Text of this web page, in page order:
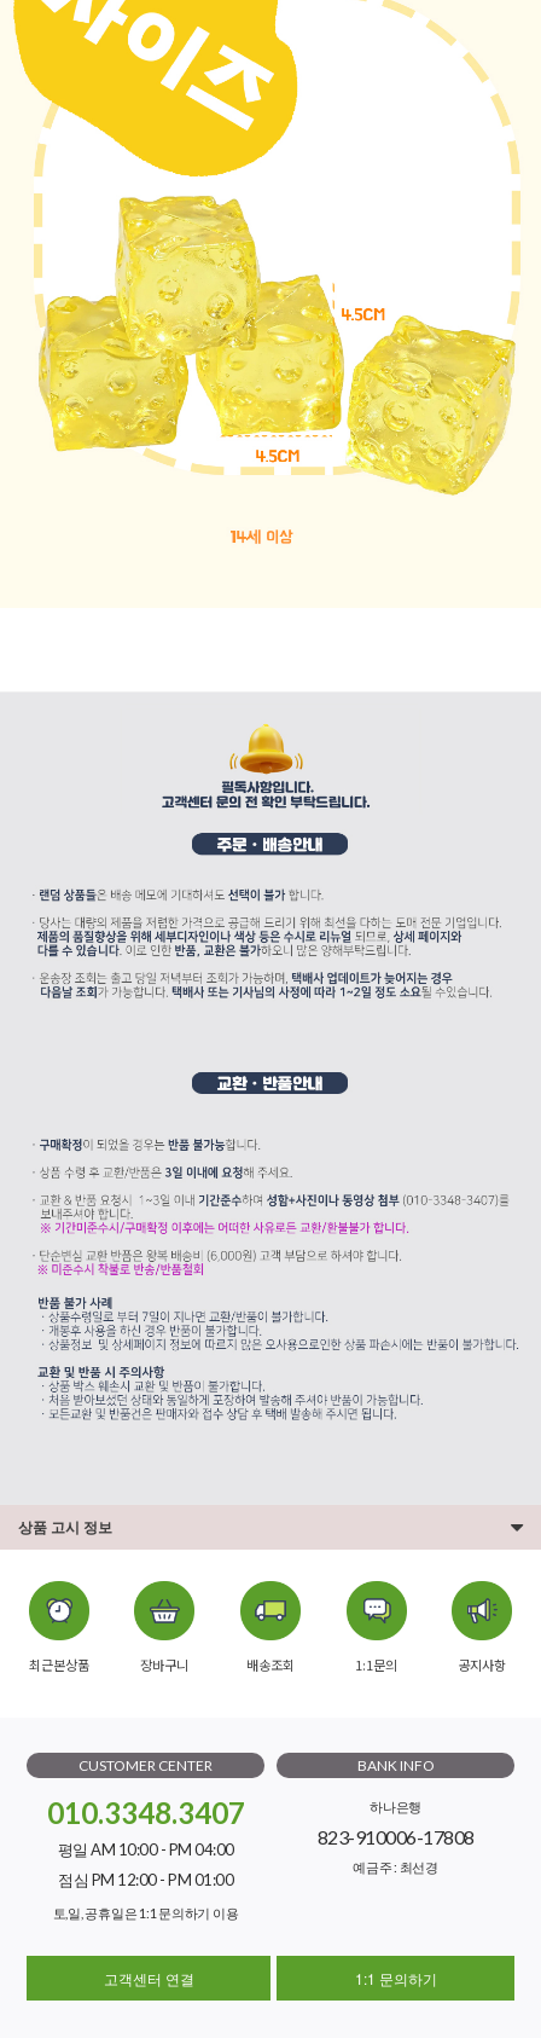
상품 고시 정보
최근본상품 장바구니 배송조회 1:1문의 공지사항
CUSTOMER CENTER
010.3348.3407
평일 AM 10:00 - PM 04:00
점심 PM 12:00 - PM 01:00
토,일, 공휴일은 1:1 문의하기 이용
BANK INFO
하나은행
823-910006-17808
예금주 : 최선경
고객센터 연결 1:1 문의하기